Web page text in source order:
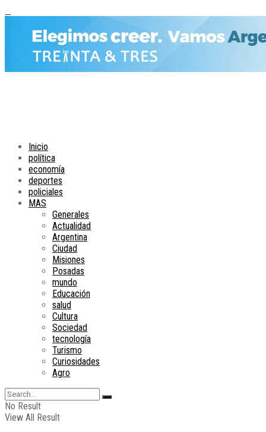
Inicio
política
economía
deportes
policiales
MAS
Generales
Actualidad
Argentina
Ciudad
Misiones
Posadas
mundo
Educación
salud
Cultura
Sociedad
tecnología
Turismo
Curiosidades
Agro
No Result
View All Result